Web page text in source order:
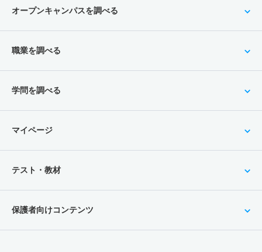
オープンキャンパスを調べる
職業を調べる
学問を調べる
マイページ
テスト・教材
保護者向けコンテンツ